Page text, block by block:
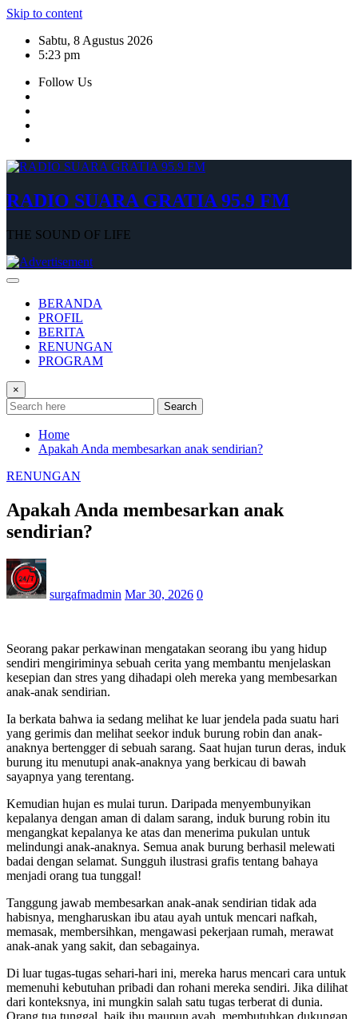
Skip to content
Sabtu, 8 Agustus 2026
5:23 pm
Follow Us
RADIO SUARA GRATIA 95.9 FM
THE SOUND OF LIFE
BERANDA
PROFIL
BERITA
RENUNGAN
PROGRAM
×
Search
Home
Apakah Anda membesarkan anak sendirian?
RENUNGAN
Apakah Anda membesarkan anak
sendirian?
surgafmadmin Mar 30, 2026 0
Seorang pakar perkawinan mengatakan seorang ibu yang hidup
sendiri mengiriminya sebuah cerita yang membantu menjelaskan
kesepian dan stres yang dihadapi oleh mereka yang membesarkan
anak-anak sendirian.
Ia berkata bahwa ia sedang melihat ke luar jendela pada suatu hari
yang gerimis dan melihat seekor induk burung robin dan anak-
anaknya bertengger di sebuah sarang. Saat hujan turun deras, induk
burung itu menutupi anak-anaknya yang berkicau di bawah
sayapnya yang terentang.
Kemudian hujan es mulai turun. Daripada menyembunyikan
kepalanya dengan aman di dalam sarang, induk burung robin itu
mengangkat kepalanya ke atas dan menerima pukulan untuk
melindungi anak-anaknya. Semua anak burung berhasil melewati
badai dengan selamat. Sungguh ilustrasi grafis tentang bahaya
menjadi orang tua tunggal!
Tanggung jawab membesarkan anak-anak sendirian tidak ada
habisnya, mengharuskan ibu atau ayah untuk mencari nafkah,
memasak, membersihkan, mengawasi pekerjaan rumah, merawat
anak-anak yang sakit, dan sebagainya.
Di luar tugas-tugas sehari-hari ini, mereka harus mencari cara untuk
memenuhi kebutuhan pribadi dan rohani mereka sendiri. Jika dilihat
dari konteksnya, ini mungkin salah satu tugas terberat di dunia.
Orang tua tunggal, baik ibu maupun ayah, membutuhkan dukungan